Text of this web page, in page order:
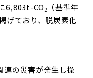
6,803t-CO2
（基準年
げており、脱炭素化
連の災害が発生し操